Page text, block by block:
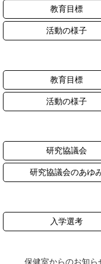
教育目標
活動の様子
教育目標
活動の様子
研究協議会
研究協議会のあゆ
入学選考
保健室からのお知ら